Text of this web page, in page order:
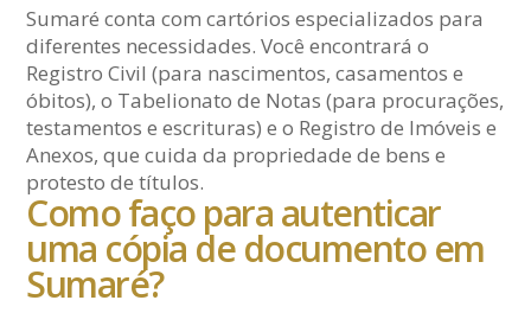
Sumaré conta com cartórios especializados para
diferentes necessidades. Você encontrará o
Registro Civil (para nascimentos, casamentos e
óbitos), o Tabelionato de Notas (para procurações,
testamentos e escrituras) e o Registro de Imóveis e
Anexos, que cuida da propriedade de bens e
protesto de títulos.
Como faço para autenticar
uma cópia de documento em
Sumaré?